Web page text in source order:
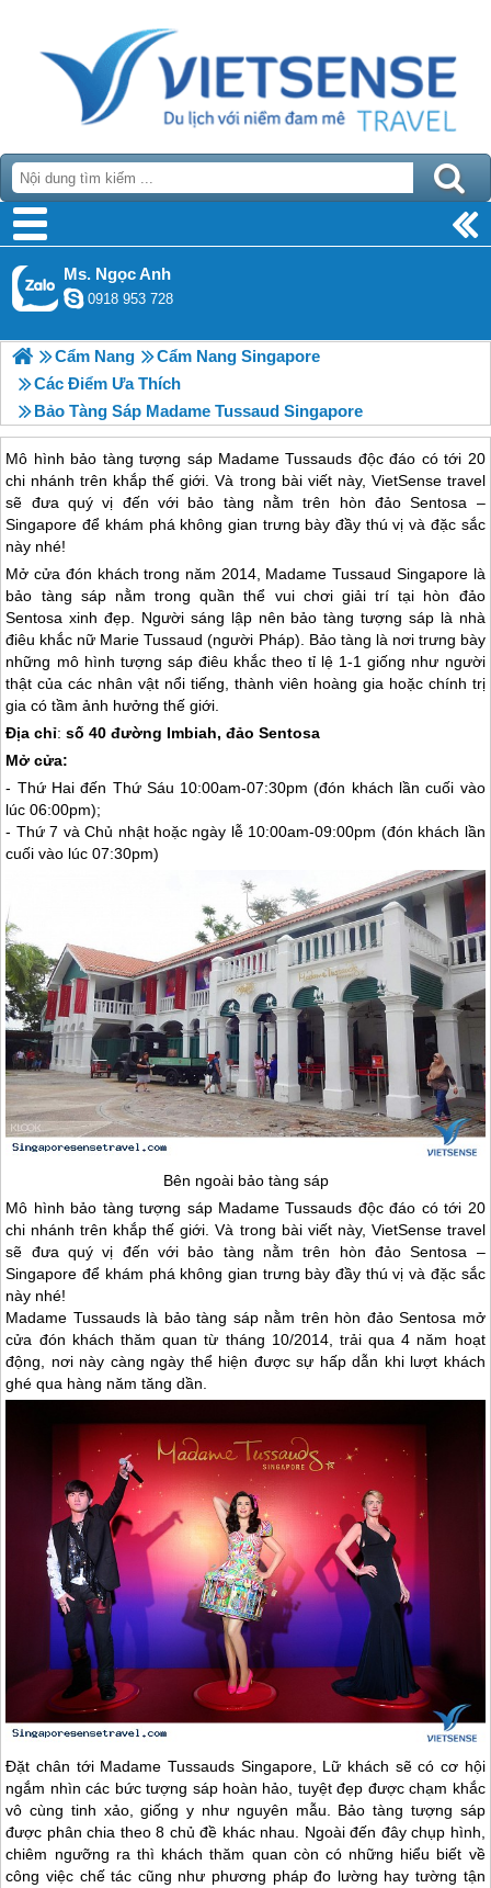
Ms. Ngọc Anh
0918 953 728
Cẩm Nang
Cẩm Nang Singapore
Các Điểm Ưa Thích
Bảo Tàng Sáp Madame Tussaud Singapore
Mô hình bảo tàng tượng sáp Madame Tussauds độc đáo có tới 20
chi nhánh trên khắp thế giới. Và trong bài viết này, VietSense travel
sẽ đưa quý vị đến với bảo tàng nằm trên hòn đảo Sentosa –
Singapore để khám phá không gian trưng bày đầy thú vị và đặc sắc
này nhé!
Mở cửa đón khách trong năm 2014, Madame Tussaud Singaporelà
bảo tàng sáp nằm trong quần thể vui chơi giải trí tại hòn đảo
Sentosa xinh đẹp. Người sáng lập nên bảo tàng tượng sáp là nhà
điêu khắc nữ Marie Tussaud (người Pháp). Bảo tàng là nơi trưng bày
những mô hình tượng sáp điêu khắc theo tỉ lệ 1-1 giống như người
thật của các nhân vật nổi tiếng, thành viên hoàng gia hoặc chính trị
gia có tầm ảnh hưởng thế giới.
Địa chỉ:số 40 đường Imbiah, đảo Sentosa
Mở cửa:
- Thứ Hai đến Thứ Sáu 10:00am-07:30pm (đón khách lần cuối vào
lúc 06:00pm);
- Thứ 7 và Chủ nhật hoặc ngày lễ 10:00am-09:00pm (đón khách lần
cuối vào lúc 07:30pm)
Bên ngoài bảo tàng sáp
Mô hình bảo tàng tượng sáp Madame Tussauds độc đáo có tới 20
chi nhánh trên khắp thế giới. Và trong bài viết này, VietSense travel
sẽ đưa quý vị đến với bảo tàng nằm trên hòn đảo Sentosa –
Singapore để khám phá không gian trưng bày đầy thú vị và đặc sắc
này nhé!
Madame Tussauds là bảo tàng sáp nằm trên hòn đảo Sentosa mở
cửa đón khách thăm quan từ tháng 10/2014, trải qua 4 năm hoạt
động, nơi này càng ngày thể hiện được sự hấp dẫn khi lượt khách
ghé qua hàng năm tăng dần.
Đặt chân tới Madame Tussauds Singapore, Lữ khách sẽ có cơ hội
ngắm nhìn các bức tượng sáp hoàn hảo, tuyệt đẹp được chạm khắc
vô cùng tinh xảo, giống y như nguyên mẫu. Bảo tàng tượng sáp
được phân chia theo 8 chủ đề khác nhau. Ngoài đến đây chụp hình,
chiêm ngưỡng ra thì khách thăm quan còn có những hiểu biết về
công việc chế tác cũng như phương pháp đo lường hay tường tận